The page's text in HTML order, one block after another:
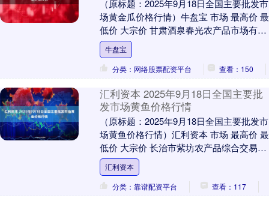
（原标题：2025年9月18日全国主要批发市
场黄金瓜价格行情）牛盘宝 市场 最高价 最
低价 大宗价 甘肃酒泉春光农产品市场有限
责任公司 3.80 3.40 3.....
牛盘宝
分类：网络股票配资平台
查看：150
汇利资本 2025年9月18日全国主要批
发市场黄鱼价格行情
（原标题：2025年9月18日全国主要批发市
场黄鱼价格行情）汇利资本 市场 最高价 最
低价 大宗价 长治市紫坊农产品综合交易市
场有限公司 50.00 46.00....
汇利资本
分类：靠谱配资平台
查看：117